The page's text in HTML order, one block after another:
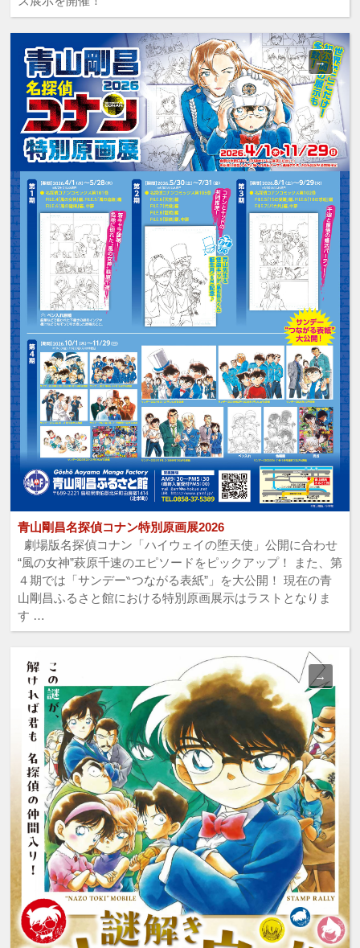
青山剛昌名探偵コナン特別原画展2026
劇場版名探偵コナン「ハイウェイの堕天使」公開に合わせ
“風の女神”萩原千速のエピソードをピックアップ！ また、第
４期では「サンデー‶つながる表紙”」を大公開！ 現在の青
山剛昌ふるさと館における特別原画展示はラストとなりま
す …